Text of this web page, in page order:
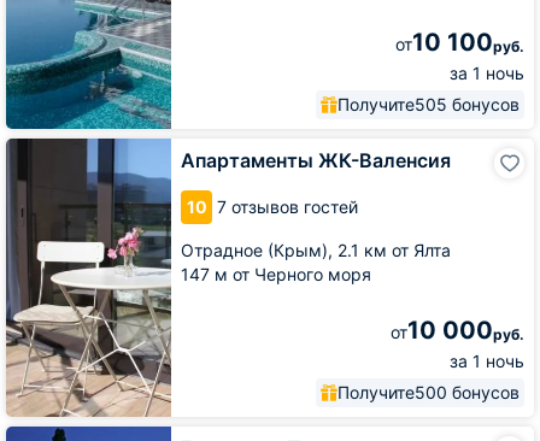
от10 100руб.
за 1 ночь
Получите505 бонусов
Апартаменты ЖК-Валенсия
10 7 отзывов гостей
Отрадное (Крым), 2.1 км от Ялта
147 м от Черного моря
от10 000руб.
за 1 ночь
Получите500 бонусов
Апартаменты
Гостиница